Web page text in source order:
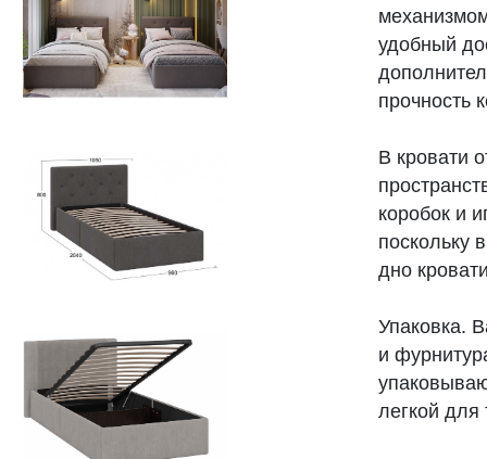
удобный
прочность
В кровати
коробок и
поскольку
дно
Упаковка.
и
легкой для